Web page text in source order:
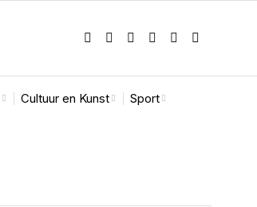
Cultuur en Kunst Sport